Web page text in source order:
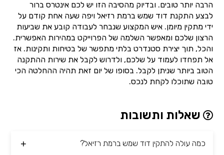
הרבה יותר טובים. ובדיוק מהסיבה הזו יש לכם אינטרס ברור
לבצע התקנת דוד שמש ברמת רזיאל ויפה שעה אחת קודם על
ידי מתקין מיומן. איש המקצוע שנבחר לעבודה קובע את שביעות
הרצון שלכם ומאפשר השלמה של הפרוייקט במהירות האפשרית.
והכל, תוך יצירת סטנדרט בלתי מתפשר של בטיחות ותקינות. אז
אל תפחדו לעמוד על שלכם, ולדרוש לקבל את שירות ההתקנה
הטוב ביותר שניתן לקבל. בסופו של יום זאת תהיה ההחלטה הכי
טובה שתוכלו לקחת לנכס.
שאלות ותשובות
כמה עולה להתקין דוד שמש ברמת רזיאל?